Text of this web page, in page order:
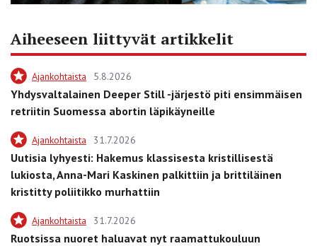
Aiheeseen liittyvät artikkelit
Ajankohtaista 5.8.2026
Yhdysvaltalainen Deeper Still -järjestö piti ensimmäisen
retriitin Suomessa abortin läpikäyneille
Ajankohtaista 31.7.2026
Uutisia lyhyesti: Hakemus klassisesta kristillisestä
lukiosta, Anna-Mari Kaskinen palkittiin ja brittiläinen
kristitty poliitikko murhattiin
Ajankohtaista 31.7.2026
Ruotsissa nuoret haluavat nyt raamattukouluun